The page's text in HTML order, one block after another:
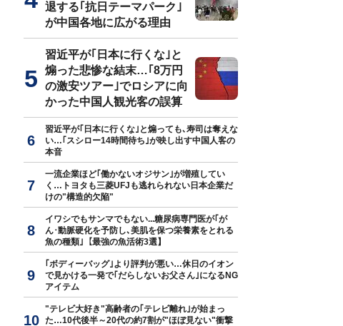
橋下 徹『トランプに学ぶ 現状打破の鉄則』（プレジデント社）
退する｢抗日テーマパーク｣
が中国各地に広がる理由
習近平が｢日本に行くな｣と
煽った悲惨な結末…｢8万円
の激安ツアー｣でロシアに向
かった中国人観光客の誤算
習近平が｢日本に行くな｣と煽っても､寿司は奪えな
い…｢スシロー14時間待ち｣が映し出す中国人客の
本音
一流企業ほど｢働かないオジサン｣が増殖してい
く…トヨタも三菱UFJも逃れられない日本企業だ
けの"構造的欠陥"
イワシでもサンマでもない...糖尿病専門医が｢が
ん･動脈硬化を予防し､美肌を保つ栄養素をとれる
魚の種類｣【最強の魚活術3選】
｢ボディーバッグ｣より評判が悪い…休日のイオン
で見かける一発で｢だらしないお父さん｣になるNG
アイテム
"テレビ大好き"高齢者の｢テレビ離れ｣が始まっ
た…10代後半～20代の約7割が"ほぼ見ない"衝撃